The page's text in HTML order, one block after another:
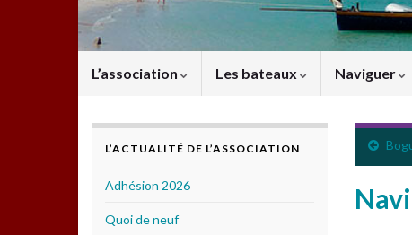
L’association Les bateaux Naviguer
L’ACTUALITÉ DE L’ASSOCIATION
Adhésion 2026
Quoi de neuf